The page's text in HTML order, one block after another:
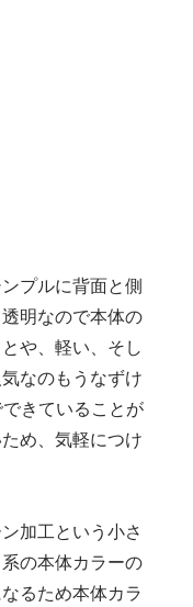
プルに背面と側
明なので本体の
や、軽い、そし
なのもうなずけ
きていることが
め、気軽につけ
加工という小さ
の本体カラーの
るため本体カラ